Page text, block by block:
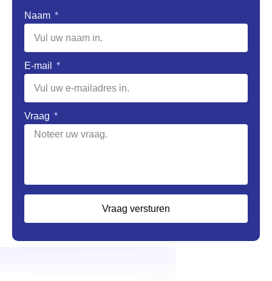
Naam
E-mail
Vraag
Vraag versturen